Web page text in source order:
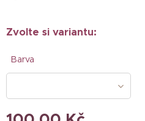
Zvolte si variantu:
Barva